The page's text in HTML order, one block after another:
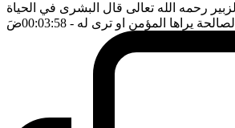
رحمه الله تعالى قال البشرى في الحياة
الصالحة يراها المؤمن او ترى له - 00:03:58 ضَ